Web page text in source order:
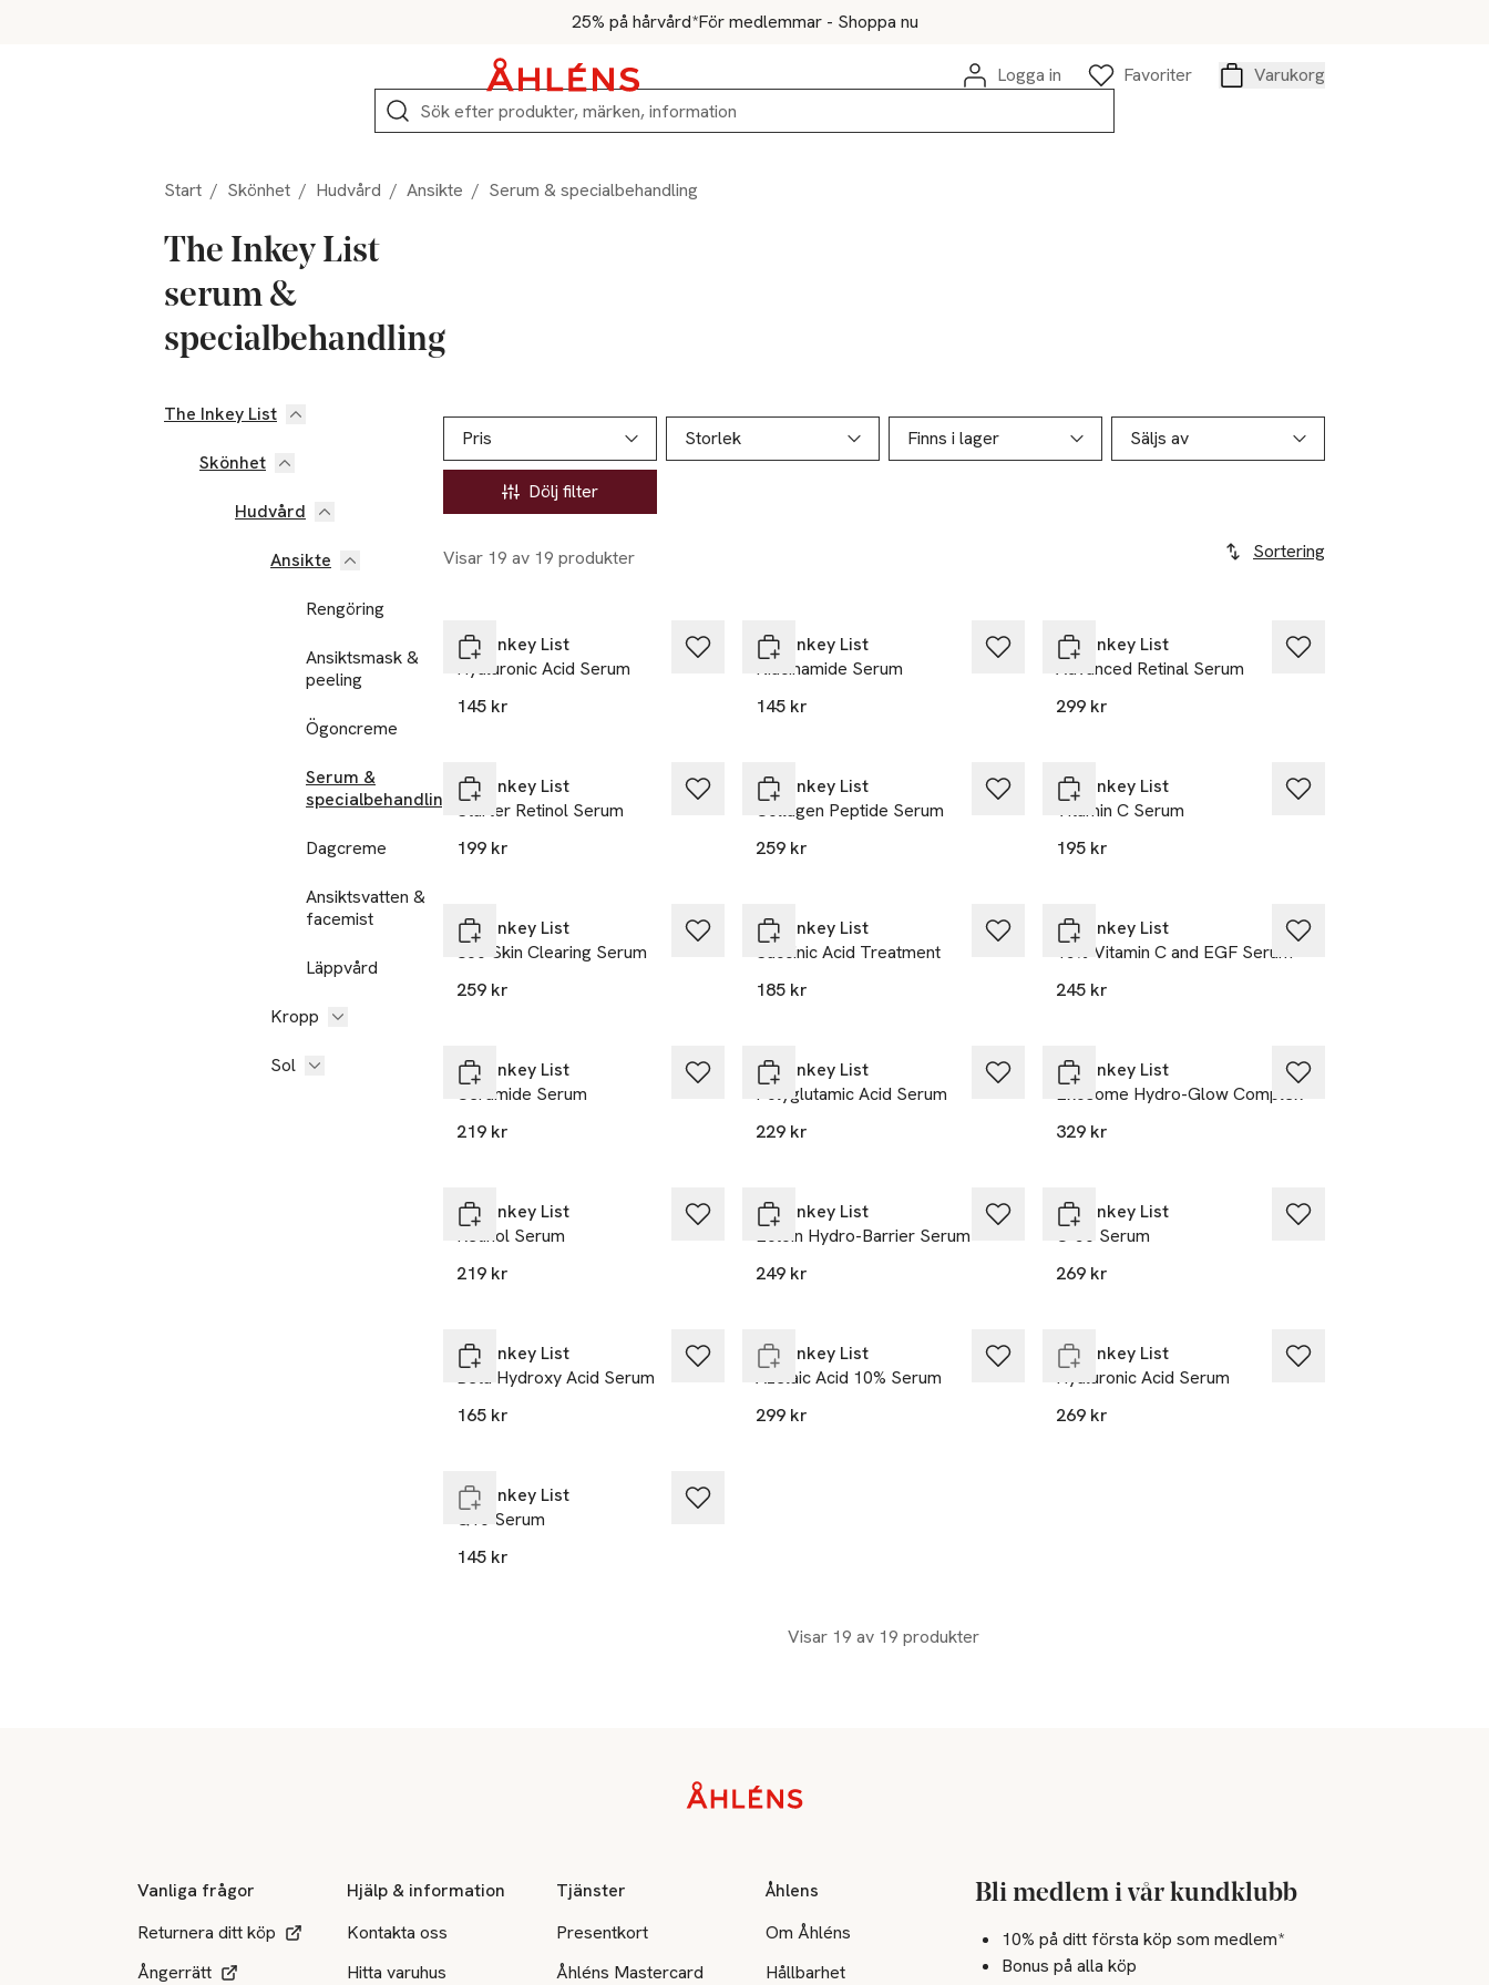
25% på hårvård*För medlemmar - Shoppa nu
Logga in
Favoriter
Varukorg
Sök
Start / Skönhet / Hudvård / Ansikte / Serum & specialbehandling
The Inkey List
serum &
specialbehandling
Hoppa till produktsidan
The Inkey List
Skönhet
Hudvård
Ansikte
Rengöring
Ansiktsmask &
peeling
Ögoncreme
Serum &
specialbehandling
Dagcreme
Ansiktsvatten &
facemist
Läppvård
Kropp
Sol
Hoppa till produktsidan
Pris
Storlek Finns i lager Säljs av
Dölj filter
Visar 19 av 19 produkter Sortering
Lista över produkter
The Inkey List
Hyaluronic Acid Serum
145 kr
The Inkey List
Niacinamide Serum
145 kr
The Inkey List
Advanced Retinal Serum
299 kr
The Inkey List
Starter Retinol Serum
199 kr
The Inkey List
Collagen Peptide Serum
259 kr
The Inkey List
Vitamin C Serum
195 kr
The Inkey List
360 Skin Clearing Serum
259 kr
The Inkey List
Succinic Acid Treatment
185 kr
The Inkey List
15% Vitamin C and EGF Serum
245 kr
The Inkey List
Ceramide Serum
219 kr
The Inkey List
Polyglutamic Acid Serum
229 kr
The Inkey List
Exosome Hydro-Glow Complex
329 kr
The Inkey List
Retinol Serum
219 kr
The Inkey List
Ectoin Hydro-Barrier Serum
249 kr
The Inkey List
C-50 Serum
269 kr
The Inkey List
Beta Hydroxy Acid Serum
165 kr
The Inkey List
Azelaic Acid 10% Serum
299 kr
The Inkey List
Hyaluronic Acid Serum
269 kr
The Inkey List
Q10 Serum
145 kr
Visar 19 av 19 produkter
Vanliga frågor
Returnera ditt köp
Ångerrätt
Hjälp & information
Kontakta oss
Hitta varuhus
Tjänster
Presentkort
Åhléns Mastercard
Åhlens
Om Åhléns
Hållbarhet
Bli medlem i vår kundklubb
10% på ditt första köp som medlem*
Bonus på alla köp